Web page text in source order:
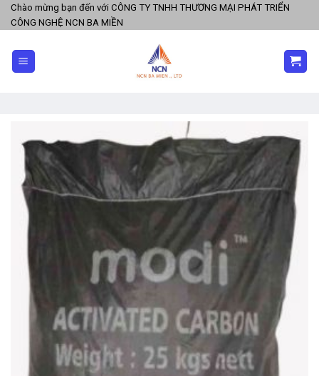
SkipChào mừng bạn đến với CÔNG TY TNHH THƯƠNG MẠI PHÁT TRIỂN
CÔNG NGHỆ NCN BA MIỀN